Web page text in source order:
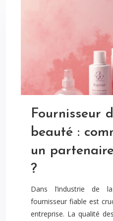
Fournisseur
beauté :
un
?
Dans l’industrie de
fournisseur fiable est
entreprise. La qualité